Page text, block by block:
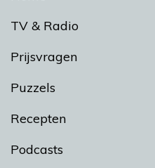
TV & Radio
Prijsvragen
Puzzels
Recepten
Podcasts